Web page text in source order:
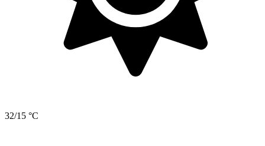
32/15 °C